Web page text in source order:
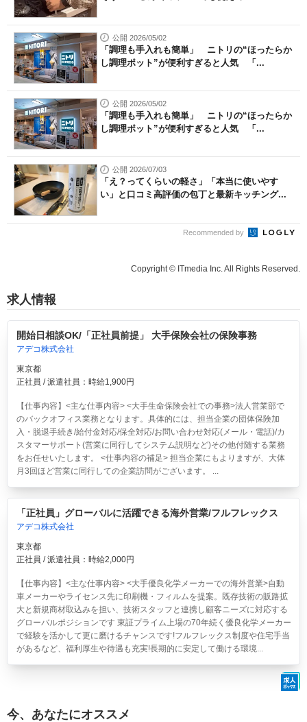
公開 2026/05/02
「調理も手入れも簡単」 ニトリの“ほったらか
し調理ポット”が便利すぎると人気 「...
公開 2026/05/02
「調理も手入れも簡単」 ニトリの“ほったらか
し調理ポット”が便利すぎると人気 「...
公開 2026/07/03
「え？ってくらいの軽さ」「本当に使いやす
い」と口コミ高評価の包丁と最新キッチング...
Recommended by
Copyright © ITmedia Inc. All Rights Reserved.
求人情報
開始日相談OK/「正社員前提」 大手保険会社の保険事務
アデコ株式会社
東京都
正社員 / 派遣社員：時給1,900円
【仕事内容】<主な仕事内容> <大手生命保険会社での事務>法人営業部で
のバックオフィス業務となります。具体的には、担当企業の団体保険加
入・脱退手続き/給付金対応/保全対応/お問い合わせ対応(メール・電話)/カ
スタマーサポート(営業に同行してシステム説明など)その他付随する業務
をお任せいたします。 <仕事内容の補足> 担当企業にもよりますが、大体
月3回ほど営業に同行しての企業訪問がございます。 ...
「正社員」グローバルに活躍できる海外営業/フルフレックス
アデコ株式会社
東京都
正社員 / 派遣社員：時給2,000円
【仕事内容】<主な仕事内容> <大手優良化学メーカーでの海外営業>自動
車メーカーやライセンス先に印刷機・フィルムを提案。既存技術の販路拡
大と新規商材取込みを担い、技術スタッフと連携し顧客ニーズに対応する
グローバルポジションです 東証プライム上場の70年続く優良化学メーカー
で経験を活かして更に磨けるチャンスです!フルフレックス制度や住宅手当
があるなど、福利厚生や待遇も充実!長期的に安定して働ける環境...
今、あなたにオススメ